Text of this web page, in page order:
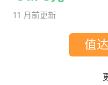
11 月前更新
值